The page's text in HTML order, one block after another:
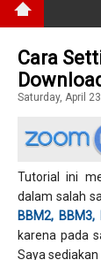
Cara
Saturday, April
Tutorial ini
dalam salah
BBM2,
karena pada
Saya sediakan